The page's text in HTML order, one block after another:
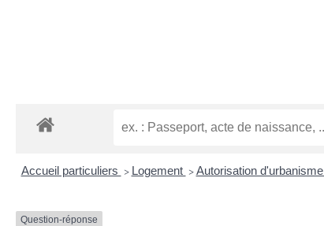
Accueil particuliers > Logement > Autorisation d'urbanisme
Question-réponse